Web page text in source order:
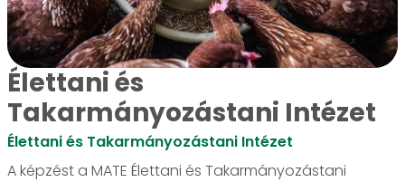
Élettani és
Takarmányozástani Intézet
Élettani és Takarmányozástani Intézet
A képzést a MATE Élettani és Takarmányozástani